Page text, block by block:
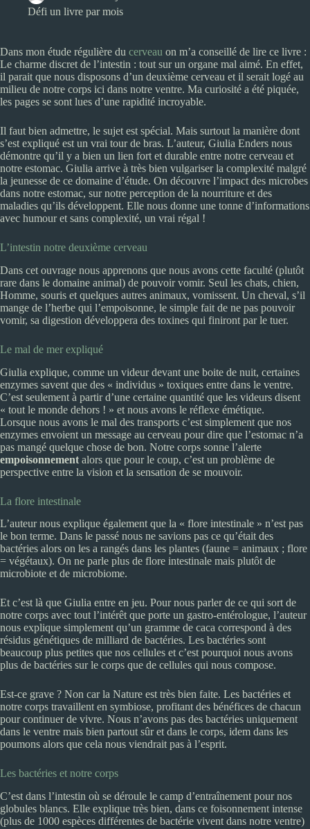
Défi un livre par mois
Dans mon étude régulière du cerveau on m’a conseillé de lire ce livre :
Le charme discret de l’intestin : tout sur un organe mal aimé. En effet,
il parait que nous disposons d’un deuxième cerveau et il serait logé au
milieu de notre corps ici dans notre ventre. Ma curiosité a été piquée,
les pages se sont lues d’une rapidité incroyable.
Il faut bien admettre, le sujet est spécial. Mais surtout la manière dont
s’est expliqué est un vrai tour de bras. L’auteur, Giulia Enders nous
démontre qu’il y a bien un lien fort et durable entre notre cerveau et
notre estomac. Giulia arrive à très bien vulgariser la complexité malgré
la jeunesse de ce domaine d’étude. On découvre l’impact des microbes
dans notre estomac, sur notre perception de la nourriture et des
maladies qu’ils développent. Elle nous donne une tonne d’informations
avec humour et sans complexité, un vrai régal !
L’intestin notre deuxième cerveau
Dans cet ouvrage nous apprenons que nous avons cette faculté (plutôt
rare dans le domaine animal) de pouvoir vomir. Seul les chats, chien,
Homme, souris et quelques autres animaux, vomissent. Un cheval, s’il
mange de l’herbe qui l’empoisonne, le simple fait de ne pas pouvoir
vomir, sa digestion développera des toxines qui finiront par le tuer.
Le mal de mer expliqué
Giulia explique, comme un videur devant une boite de nuit, certaines
enzymes savent que des « individus » toxiques entre dans le ventre.
C’est seulement à partir d’une certaine quantité que les videurs disent
« tout le monde dehors ! » et nous avons le réflexe émétique.
Lorsque nous avons le mal des transports c’est simplement que nos
enzymes envoient un message au cerveau pour dire que l’estomac n’a
pas mangé quelque chose de bon. Notre corps sonne l’alerte
empoisonnement alors que pour le coup, c’est un problème de
perspective entre la vision et la sensation de se mouvoir.
La flore intestinale
L’auteur nous explique également que la « flore intestinale » n’est pas
le bon terme. Dans le passé nous ne savions pas ce qu’était des
bactéries alors on les a rangés dans les plantes (faune = animaux ; flore
= végétaux). On ne parle plus de flore intestinale mais plutôt de
microbiote et de microbiome.
Et c’est là que Giulia entre en jeu. Pour nous parler de ce qui sort de
notre corps avec tout l’intérêt que porte un gastro-entérologue, l’auteur
nous explique simplement qu’un gramme de caca correspond à des
résidus génétiques de milliard de bactéries. Les bactéries sont
beaucoup plus petites que nos cellules et c’est pourquoi nous avons
plus de bactéries sur le corps que de cellules qui nous compose.
Est-ce grave ? Non car la Nature est très bien faite. Les bactéries et
notre corps travaillent en symbiose, profitant des bénéfices de chacun
pour continuer de vivre. Nous n’avons pas des bactéries uniquement
dans le ventre mais bien partout sûr et dans le corps, idem dans les
poumons alors que cela nous viendrait pas à l’esprit.
Les bactéries et notre corps
C’est dans l’intestin où se déroule le camp d’entraînement pour nos
globules blancs. Elle explique très bien, dans ce foisonnement intense
(plus de 1000 espèces différentes de bactérie vivent dans notre ventre)